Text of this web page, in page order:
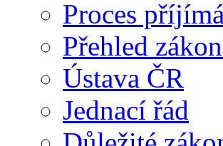
Proces
Přehled
Ústava ČR
Jednací řád